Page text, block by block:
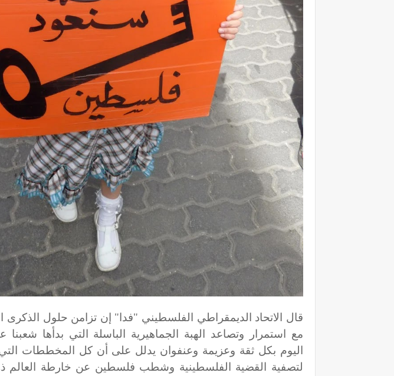
قال الاتحاد الديمقراطي الفلسطيني "فدا" إن تزامن حلول الذكرى
مع استمرار وتصاعد الهبة الجماهيرية الباسلة التي بدأها
اليوم بكل ثقة وعزيمة وعنفوان يدلل على أن كل المخططات التي
لتصفية القضية الفلسطينية وشطب فلسطين عن خارطة العالم